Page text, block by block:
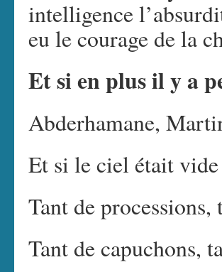
intelligence
eu le courage de la
Et si en plus il y a
Abderhamane,
Et si le ciel était vide
Tant de
Tant de capuchons,